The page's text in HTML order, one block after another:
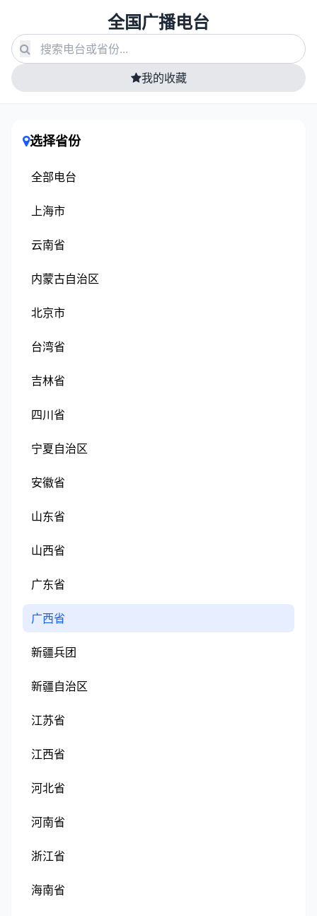
全国广播电台
我的收藏
选择省份
全部电台
上海市
云南省
内蒙古自治区
北京市
台湾省
吉林省
四川省
宁夏自治区
安徽省
山东省
山西省
广东省
广西省
新疆兵团
新疆自治区
江苏省
江西省
河北省
河南省
浙江省
海南省